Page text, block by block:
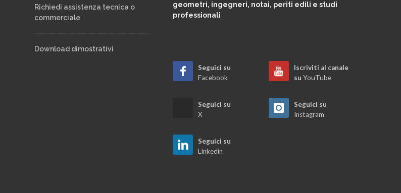
Richiedi assistenza tecnica o
commerciale
Download dimostrativi
geometri, ingegneri, notai, periti edili e studi
professionali
Seguici su
Facebook
Iscriviti al canale
su YouTube
Seguici su
X
Seguici su
Instagram
Seguici su
Linkedin